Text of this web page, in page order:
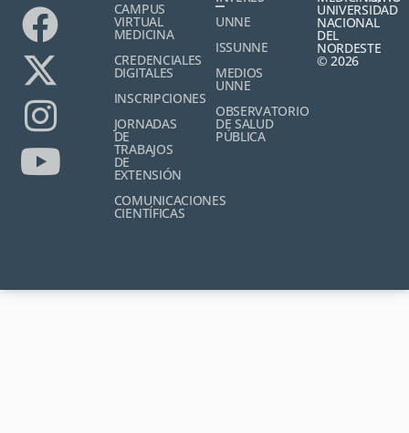
CAMPUS
VIRTUAL
MEDICINA
CREDENCIALES
DIGITALES
INSCRIPCIONES
JORNADAS
DE
TRABAJOS
DE
EXTENSIÓN
COMUNICACIONES
CIENTÍFICAS
UNNE
ISSUNNE
MEDIOS
UNNE
OBSERVATORIO
DE SALUD
PÚBLICA
UNIVERSIDAD
NACIONAL
DEL
NORDESTE
© 2026